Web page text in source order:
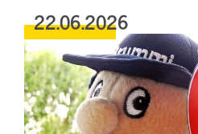
22.06.2026